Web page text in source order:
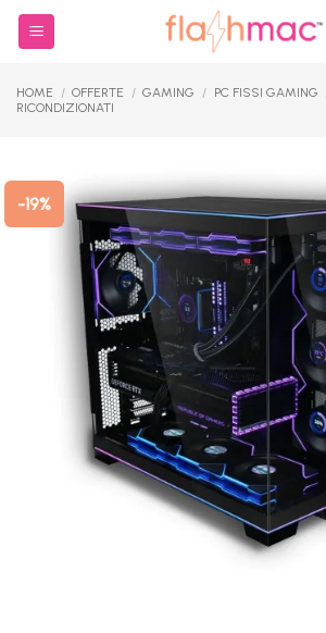
Salta
HOME / OFFERTE / GAMING / PC FISSI GAMING
RICONDIZIONATI
-19%